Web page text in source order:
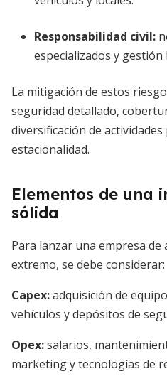
Responsabilidad civil:
especializados y gestión
La mitigación de estos
seguridad detallado,
diversificación de
estacionalidad.
Elementos de una
sólida
Para lanzar una empresa
extremo, se debe considerar:
Capex:adquisición de
vehículos y depósitos de
Opex:salarios,
marketing y tecnologías de